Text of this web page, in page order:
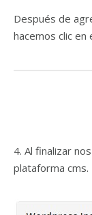
Después de
hacemos clic en
4. Al finalizar
plataforma cms.